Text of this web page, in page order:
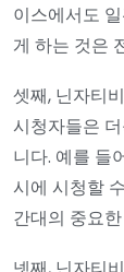
이스에서도
게 하는 것은
셋째, 닌자티
시청자들은
니다. 예를 들
시에 시청할
간대의 중요